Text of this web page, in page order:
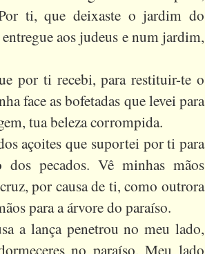
ti, que deixaste o jardim do
aos judeus e num jardim,
por ti recebi, para restituir-te o
face as bofetadas que levei para
tua beleza corrompida.
açoites que suportei por ti para
pecados. Vê minhas mãos
por causa de ti, como outrora
para a árvore do paraíso.
a lança penetrou no meu lado,
no paraíso. Meu lado